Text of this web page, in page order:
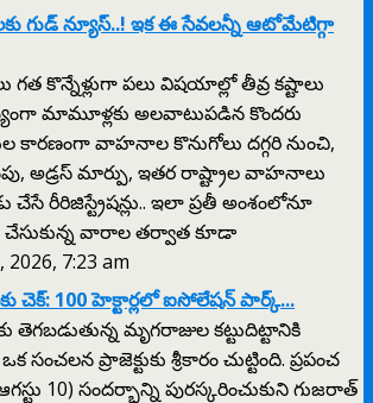
గుడ్ న్యూస్..! ఇక ఈ సేవలన్నీ ఆటోమేటిగ్గా
కొన్నేళ్లుగా పలు విషయాల్లో తీవ్ర కష్టాలు
మామూళ్లకు అలవాటుపడిన కొందరు
వాహనాల కొనుగోలు దగ్గరి నుంచి,
అడ్రస్ మార్పు, ఇతర రాష్ట్రాల వాహనాలు
చేసే రీరిజిస్ట్రేషన్లు.. ఇలా ప్రతీ అంశంలోనూ
చేసుకున్న వారాల తర్వాత కూడా
7:23 am
చెక్: 100 హెక్టార్లలో ఐసోలేషన్ పార్క్...
మృగరాజుల కట్టుదిట్టానికి
ప్రాజెక్టుకు శ్రీకారం చుట్టింది. ప్రపంచ
10) సందర్భాన్ని పురస్కరించుకుని గుజరాత్